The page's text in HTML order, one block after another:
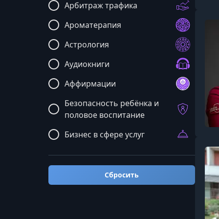
Арбитраж трафика
Ароматерапия
Астрология
Аудиокниги
Аффирмации
Безопасность ребёнка и
половое воспитание
Бизнес в сфере услуг
Бизнес: мастермайнды и
общие курсы
Блюда и рецепты
Сбросить